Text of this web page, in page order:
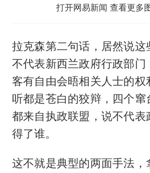
打开网易新闻 查看更多
拉克森第二句话，居然说这
不代表新西兰政府行政部门
客有自由会晤相关人士的权
听都是苍白的狡辩，四个窜
都来自执政联盟，说不代表
得了谁。
这不就是典型的两面手法，